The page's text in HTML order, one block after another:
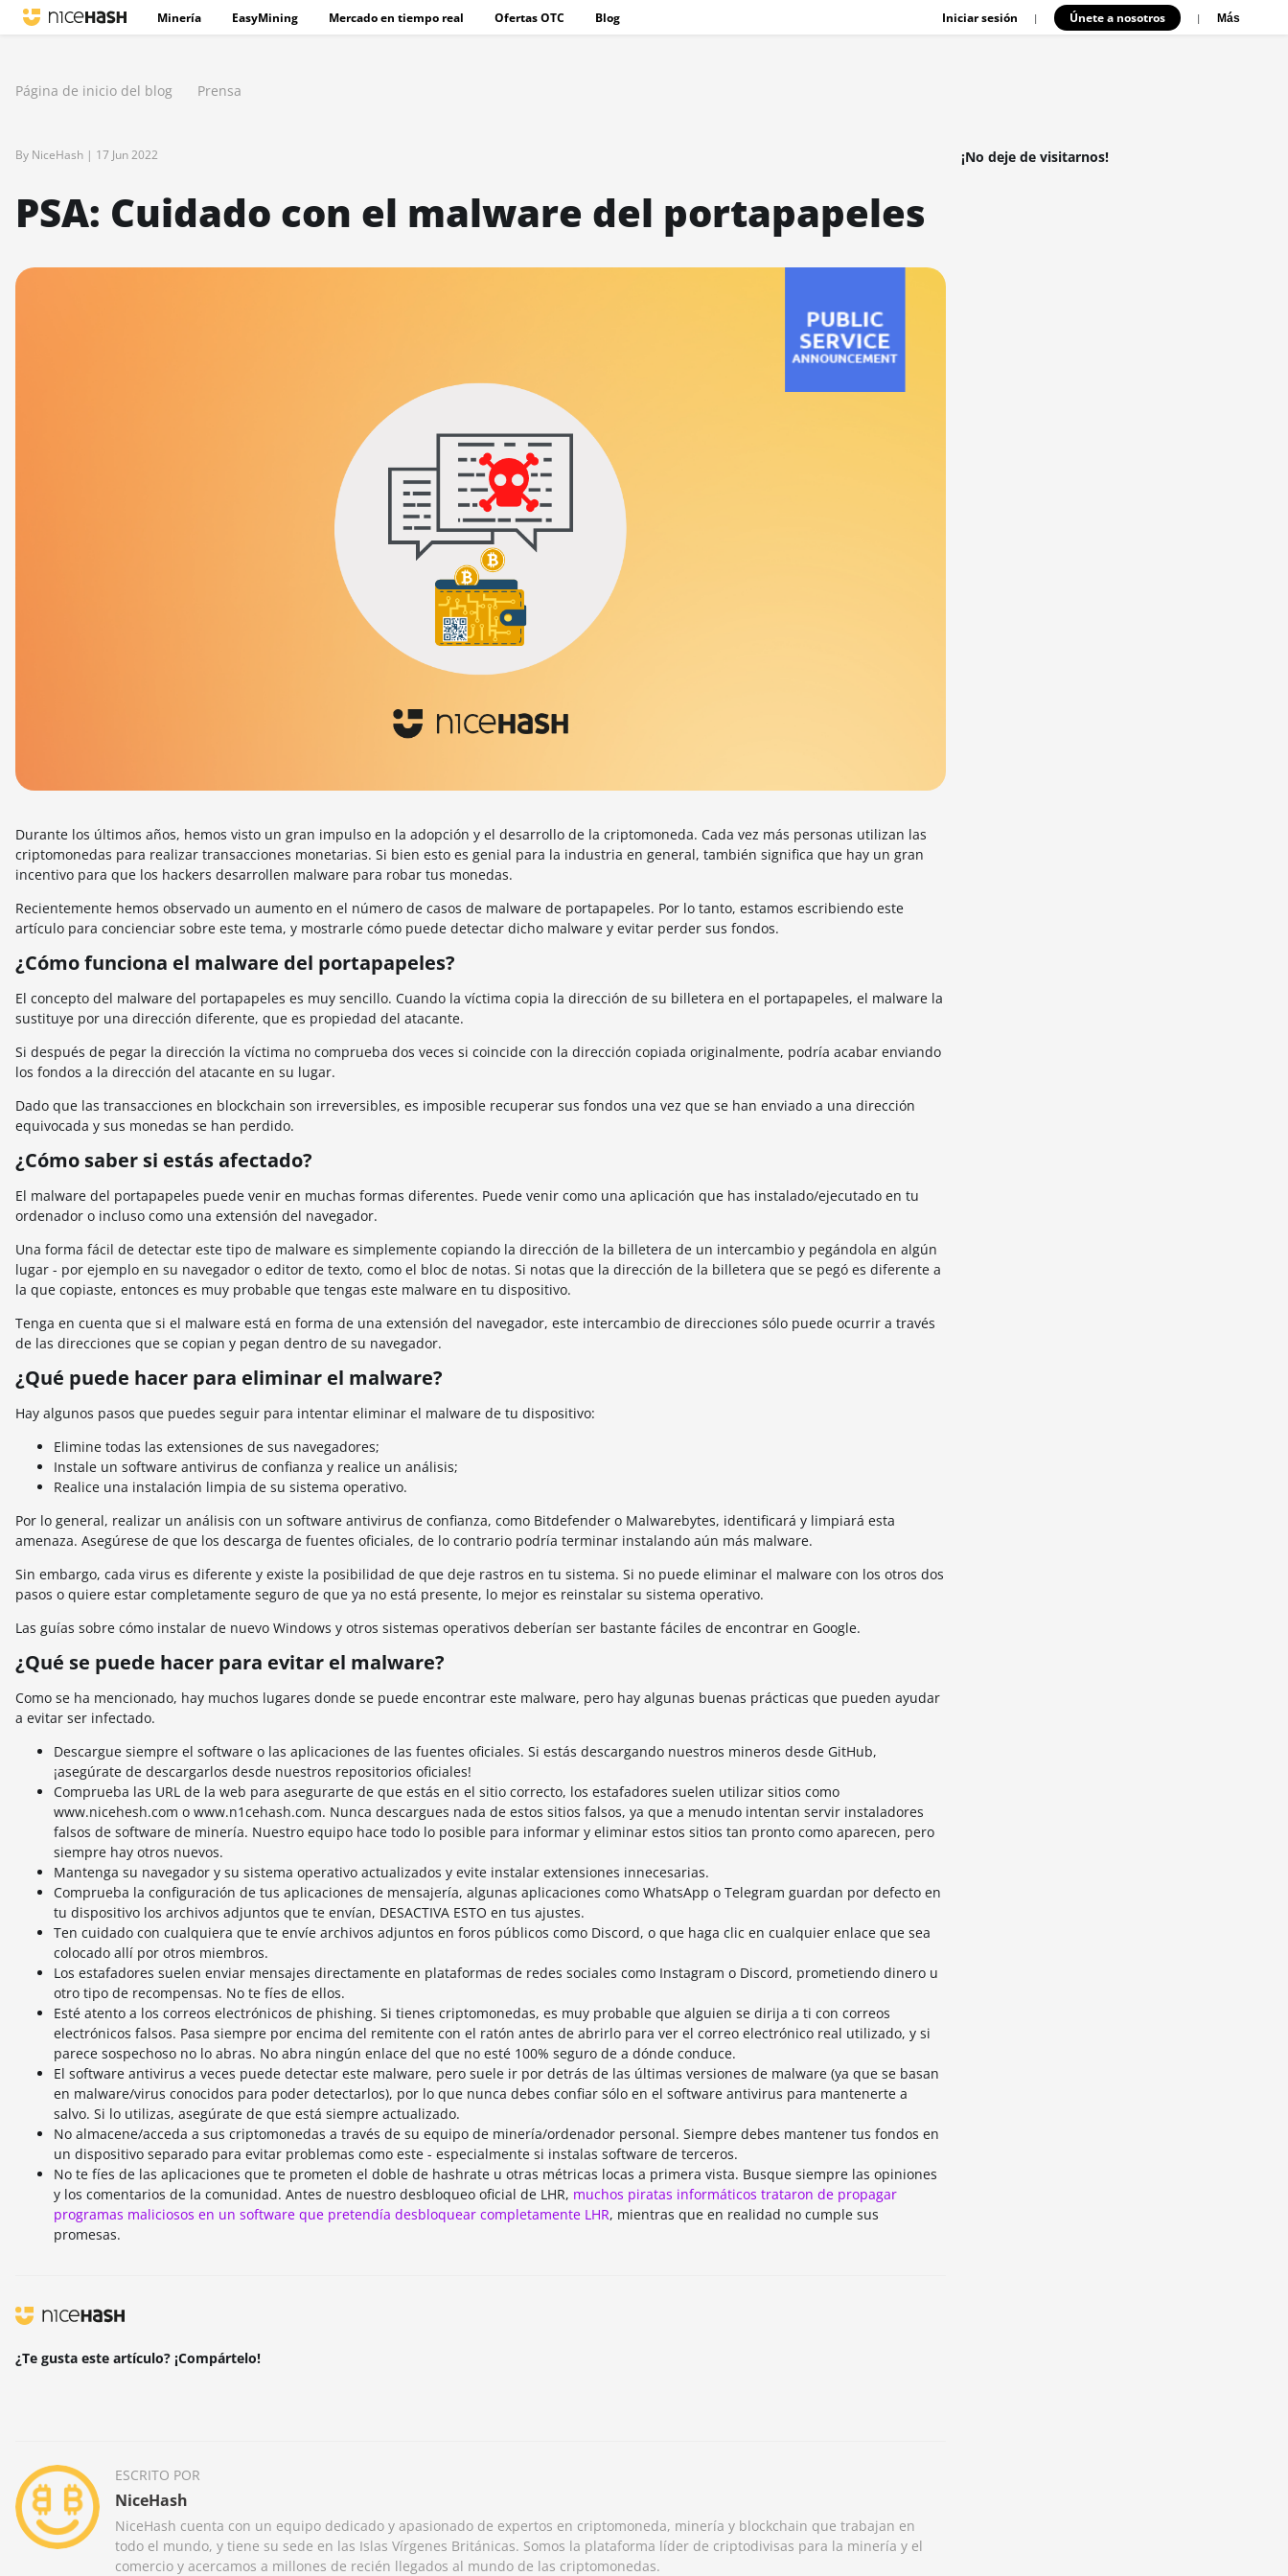
Minería EasyMining Mercado en tiempo real Ofertas OTC Blog Iniciar sesión | Únete a nosotros | Más
Página de inicio del blog Prensa
By NiceHash | 17 Jun 2022
PSA: Cuidado con el malware del portapapeles
Durante los últimos años, hemos visto un gran impulso en la adopción y el desarrollo de la criptomoneda. Cada vez más personas utilizan las
criptomonedas para realizar transacciones monetarias. Si bien esto es genial para la industria en general, también significa que hay un gran
incentivo para que los hackers desarrollen malware para robar tus monedas.
Recientemente hemos observado un aumento en el número de casos de malware de portapapeles. Por lo tanto, estamos escribiendo este
artículo para concienciar sobre este tema, y mostrarle cómo puede detectar dicho malware y evitar perder sus fondos.
¿Cómo funciona el malware del portapapeles?
El concepto del malware del portapapeles es muy sencillo. Cuando la víctima copia la dirección de su billetera en el portapapeles, el malware la
sustituye por una dirección diferente, que es propiedad del atacante.
Si después de pegar la dirección la víctima no comprueba dos veces si coincide con la dirección copiada originalmente, podría acabar enviando
los fondos a la dirección del atacante en su lugar.
Dado que las transacciones en blockchain son irreversibles, es imposible recuperar sus fondos una vez que se han enviado a una dirección
equivocada y sus monedas se han perdido.
¿Cómo saber si estás afectado?
El malware del portapapeles puede venir en muchas formas diferentes. Puede venir como una aplicación que has instalado/ejecutado en tu
ordenador o incluso como una extensión del navegador.
Una forma fácil de detectar este tipo de malware es simplemente copiando la dirección de la billetera de un intercambio y pegándola en algún
lugar - por ejemplo en su navegador o editor de texto, como el bloc de notas. Si notas que la dirección de la billetera que se pegó es diferente a
la que copiaste, entonces es muy probable que tengas este malware en tu dispositivo.
Tenga en cuenta que si el malware está en forma de una extensión del navegador, este intercambio de direcciones sólo puede ocurrir a través
de las direcciones que se copian y pegan dentro de su navegador.
¿Qué puede hacer para eliminar el malware?
Hay algunos pasos que puedes seguir para intentar eliminar el malware de tu dispositivo:
Elimine todas las extensiones de sus navegadores;
Instale un software antivirus de confianza y realice un análisis;
Realice una instalación limpia de su sistema operativo.
Por lo general, realizar un análisis con un software antivirus de confianza, como Bitdefender o Malwarebytes, identificará y limpiará esta
amenaza. Asegúrese de que los descarga de fuentes oficiales, de lo contrario podría terminar instalando aún más malware.
Sin embargo, cada virus es diferente y existe la posibilidad de que deje rastros en tu sistema. Si no puede eliminar el malware con los otros dos
pasos o quiere estar completamente seguro de que ya no está presente, lo mejor es reinstalar su sistema operativo.
Las guías sobre cómo instalar de nuevo Windows y otros sistemas operativos deberían ser bastante fáciles de encontrar en Google.
¿Qué se puede hacer para evitar el malware?
Como se ha mencionado, hay muchos lugares donde se puede encontrar este malware, pero hay algunas buenas prácticas que pueden ayudar
a evitar ser infectado.
Descargue siempre el software o las aplicaciones de las fuentes oficiales. Si estás descargando nuestros mineros desde GitHub,
¡asegúrate de descargarlos desde nuestros repositorios oficiales!
Comprueba las URL de la web para asegurarte de que estás en el sitio correcto, los estafadores suelen utilizar sitios como
www.nicehesh.com o www.n1cehash.com. Nunca descargues nada de estos sitios falsos, ya que a menudo intentan servir instaladores
falsos de software de minería. Nuestro equipo hace todo lo posible para informar y eliminar estos sitios tan pronto como aparecen, pero
siempre hay otros nuevos.
Mantenga su navegador y su sistema operativo actualizados y evite instalar extensiones innecesarias.
Comprueba la configuración de tus aplicaciones de mensajería, algunas aplicaciones como WhatsApp o Telegram guardan por defecto en
tu dispositivo los archivos adjuntos que te envían, DESACTIVA ESTO en tus ajustes.
Ten cuidado con cualquiera que te envíe archivos adjuntos en foros públicos como Discord, o que haga clic en cualquier enlace que sea
colocado allí por otros miembros.
Los estafadores suelen enviar mensajes directamente en plataformas de redes sociales como Instagram o Discord, prometiendo dinero u
otro tipo de recompensas. No te fíes de ellos.
Esté atento a los correos electrónicos de phishing. Si tienes criptomonedas, es muy probable que alguien se dirija a ti con correos
electrónicos falsos. Pasa siempre por encima del remitente con el ratón antes de abrirlo para ver el correo electrónico real utilizado, y si
parece sospechoso no lo abras. No abra ningún enlace del que no esté 100% seguro de a dónde conduce.
El software antivirus a veces puede detectar este malware, pero suele ir por detrás de las últimas versiones de malware (ya que se basan
en malware/virus conocidos para poder detectarlos), por lo que nunca debes confiar sólo en el software antivirus para mantenerte a
salvo. Si lo utilizas, asegúrate de que está siempre actualizado.
No almacene/acceda a sus criptomonedas a través de su equipo de minería/ordenador personal. Siempre debes mantener tus fondos en
un dispositivo separado para evitar problemas como este - especialmente si instalas software de terceros.
No te fíes de las aplicaciones que te prometen el doble de hashrate u otras métricas locas a primera vista. Busque siempre las opiniones
y los comentarios de la comunidad. Antes de nuestro desbloqueo oficial de LHR, muchos piratas informáticos trataron de propagar
programas maliciosos en un software que pretendía desbloquear completamente LHR, mientras que en realidad no cumple sus
promesas.
¿Te gusta este artículo? ¡Compártelo!
ESCRITO POR
NiceHash
NiceHash cuenta con un equipo dedicado y apasionado de expertos en criptomoneda, minería y blockchain que trabajan en
todo el mundo, y tiene su sede en las Islas Vírgenes Británicas. Somos la plataforma líder de criptodivisas para la minería y el
comercio y acercamos a millones de recién llegados al mundo de las criptomonedas.
¡No deje de visitarnos!